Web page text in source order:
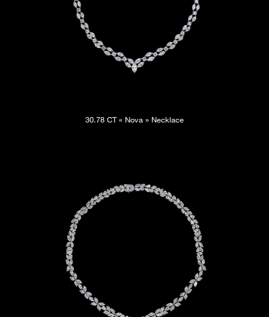
30.78 CT « Nova » Necklace